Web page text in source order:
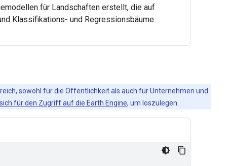
für Landschaften erstellt, die auf
Klassifikations- und Regressionsbäume
sowohl für die Öffentlichkeit als auch für Unternehmen und
für den Zugriff auf die Earth Engine, um loszulegen.